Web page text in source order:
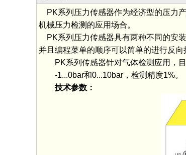
PK系列压力传感器作为经济型的压力
机械压力检测的应用场合。
PK系列压力传感器具有两种不同的安
并且编程菜单的顺序可以简单的进行反
PK系列传感器针对气体检测应用，目
-1...0bar和0...10bar，检测精度1%。
技术参数：